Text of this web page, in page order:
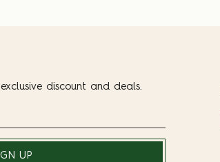
discount and deals.
UP